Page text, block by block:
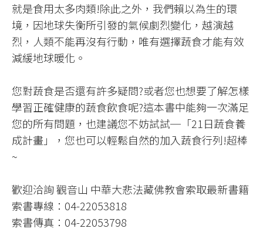
就是食用太多肉類!除此之外，我們賴以為生的環
境，因地球失衡所引發的氣候劇烈變化，越演越
烈，人類不能再沒有行動，唯有選擇蔬食才能有效
減緩地球暖化。​
您對蔬食是否還有許多疑問?或者您也想要了解怎樣
學習正確健康的蔬食飲食呢?這本書中能夠一次滿足
您的所有問題，也建議您不妨試試─「21日蔬食養
成計畫」，您也可以輕鬆自然的加入蔬食行列!超棒
~​
歡迎洽詢 觀音山 中華大悲法藏佛教會索取最新書籍​
索書專線：04-22053818​
索書傳真：04-22053798​